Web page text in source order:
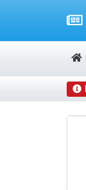
ตรวจสอบความถู